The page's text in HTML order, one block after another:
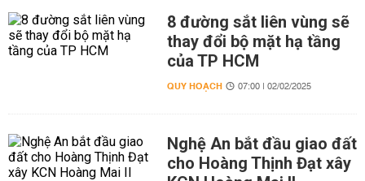
8 đường sắt liên vùng sẽ
thay đổi bộ mặt hạ tầng
của TP HCM
QUY HOẠCH 07:00 | 02/02/2025
Nghệ An bắt đầu giao đất
cho Hoàng Thịnh Đạt xây